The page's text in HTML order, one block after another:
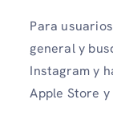
Para
general y
Instagram y
Apple Store